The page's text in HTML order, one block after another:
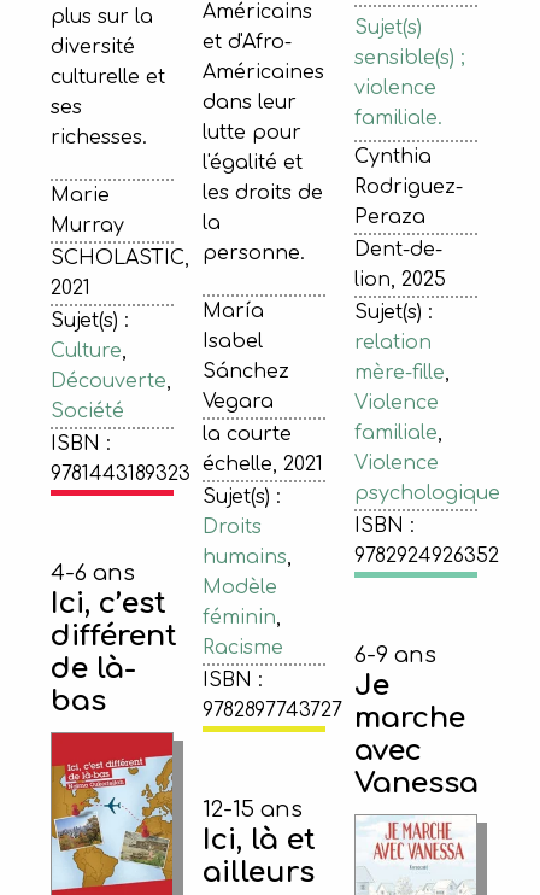
plus sur la
diversité
culturelle et
ses
richesses.
Marie
Murray
SCHOLASTIC,
2021
Sujet(s) :
Culture,
Découverte,
Société
ISBN :
9781443189323
Américains
et d'Afro-
Américaines
dans leur
lutte pour
l'égalité et
les droits de
la
personne.
María
Isabel
Sánchez
Vegara
la courte
échelle, 2021
Sujet(s) :
Droits
humains,
Modèle
féminin,
Racisme
ISBN :
9782897743727
Sujet(s)
sensible(s) ;
violence
familiale.
Cynthia
Rodriguez-
Peraza
Dent-de-
lion, 2025
Sujet(s) :
relation
mère-fille,
Violence
familiale,
Violence
psychologique
ISBN :
9782924926352
4-6 ans
Ici, c’est
différent
de là-
bas
12-15 ans
Ici, là et
ailleurs
6-9 ans
Je
marche
avec
Vanessa